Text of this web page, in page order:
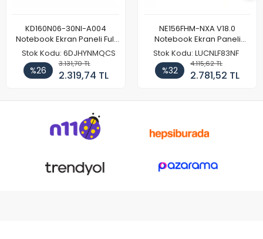
KD160N06-30NI-A004
Notebook Ekran Paneli Full
HD
Stok Kodu: 6DJHYNMQCS
%26
3.131,70 TL
2.319,74 TL
NE156FHM-NXA V18.0
Notebook Ekran Paneli
144Hz
Stok Kodu: LUCNLF83NF
%32
4.115,62 TL
2.781,52 TL